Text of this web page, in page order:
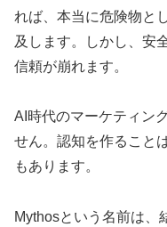
れば、本当に危険物と
及します。しかし、安
信頼が崩れます。
AI時代のマーケティン
せん。認知を作ること
もあります。
Mythosという名前は、